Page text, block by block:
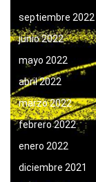
septiembre 2022
junio 2022
mayo 2022
abril 2022
marzo 2022
febrero 2022
enero 2022
diciembre 2021